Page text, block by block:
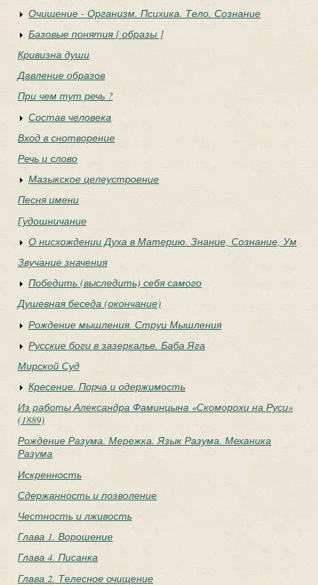
Очищение - Организм. Психика. Тело. Сознание
Базовые понятия [ образы ]
Кривизна души
Давление образов
При чем тут речь ?
Состав человека
Вход в снотворение
Речь и слово
Мазыкское целеустроение
Песня имени
Гудошничание
О нисхождении Духа в Материю. Знание, Сознание, Ум
Звучание значения
Победить (выследить) себя самого
Душевная беседа (окончание)
Рождение мышления. Струи Мышления
Русские боги в зазеркалье. Баба Яга
Мирской Суд
Кресение. Порча и одержимость
Из работы Александра Фаминцына «Скоморохи на Руси»
(1889)
Рождение Разума. Мережка. Язык Разума. Механика
Разума
Искренность
Сдержанность и позволение
Честность и лживость
Глава 1. Ворошение
Глава 4. Писанка
Глава 2. Телесное очищение